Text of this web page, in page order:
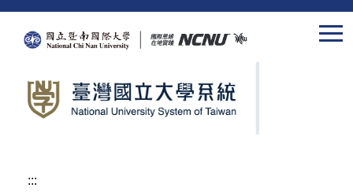
跳
:::